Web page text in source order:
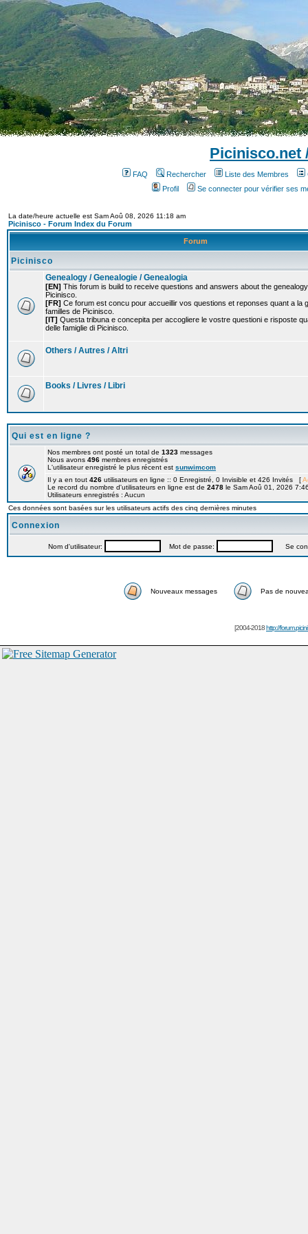
Picinisco.net
FAQ Rechercher Liste des Membres
Profil
Se connecter pour vérifier ses
La date/heure actuelle est Sam Aoû 08, 2026 11:18 am
Picinisco - Forum Index du Forum
Forum
Picinisco
Genealogy / Genealogie / Genealogia
[EN] This forum is build to receive questions and answers about the
Picinisco.
[FR] Ce forum est concu pour accueillir vos questions et reponses quant a la
familles de Picinisco.
[IT] Questa tribuna e concepita per accogliere le vostre questioni e risposte
delle famiglie di Picinisco.
Others / Autres / Altri
Books / Livres / Libri
Qui est en ligne ?
Nos membres ont posté un total de 1323 messages
Nous avons 496 membres enregistrés
L'utilisateur enregistré le plus récent est sunwimcom
Il y a en tout 426 utilisateurs en ligne :: 0 Enregistré, 0 Invisible et 426 Invités [
Le record du nombre d'utilisateurs en ligne est de 2478 le Sam Aoû 01, 2026
Utilisateurs enregistrés : Aucun
Ces données sont basées sur les utilisateurs actifs des cinq dernières minutes
Connexion
Nom d'utilisateur: Mot de passe: Se
Nouveaux messages Pas de
[2004-2018http://